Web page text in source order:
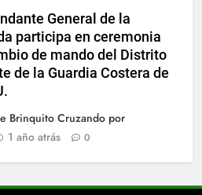
General de la
participa en ceremonia
de mando del Distrito
de la Guardia Costera de
Brinquito Cruzando por
1 año atrás 0